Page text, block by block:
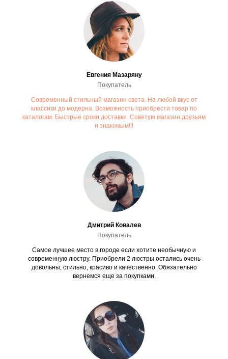
Евгения Мазаряну
Покупатель
Современный стильный магазин света. На любой вкус от
классики до модерна. Возможность приобрести товар по
каталогам. Быстрые сроки доставки. Советую магазин друзьям
и знакомым!!!
Дмитрий Ковалев
Покупатель
Самое лучшее место в городе если хотите необычную и
современную люстру. Приобрели 2 люстры остались очень
довольны, стильно, красиво и качественно. Обязательно
вернемся еще за покупками.